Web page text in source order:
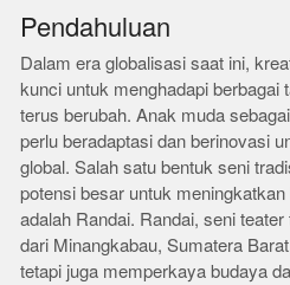
Pendahuluan
Dalam era globalisasi saat ini,
kunci untuk menghadapi berbagai
terus berubah. Anak muda
perlu beradaptasi dan berinovasi
global. Salah satu bentuk seni
potensi besar untuk
adalah Randai. Randai, seni
dari Minangkabau, Sumatera
tetapi juga memperkaya budaya